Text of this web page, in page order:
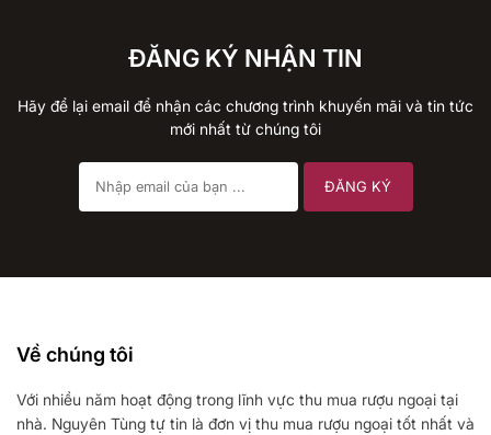
ĐĂNG KÝ NHẬN TIN
Hãy để lại email để nhận các chương trình khuyến mãi và tin tức
mới nhất từ chúng tôi
Về chúng tôi
Với nhiều năm hoạt động trong lĩnh vực thu mua rượu ngoại tại
nhà. Nguyên Tùng tự tin là đơn vị thu mua rượu ngoại tốt nhất và